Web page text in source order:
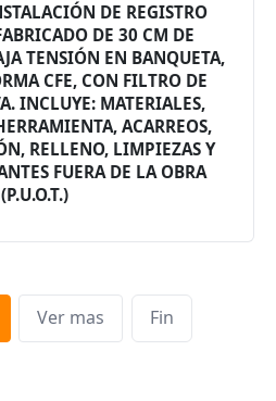
DE REGISTRO
DE 30 CM DE
TENSIÓN EN BANQUETA,
CFE, CON FILTRO DE
INCLUYE: MATERIALES,
ACARREOS,
RELLENO, LIMPIEZAS Y
FUERA DE LA OBRA
(P.U.O.T.)
Ver mas Fin